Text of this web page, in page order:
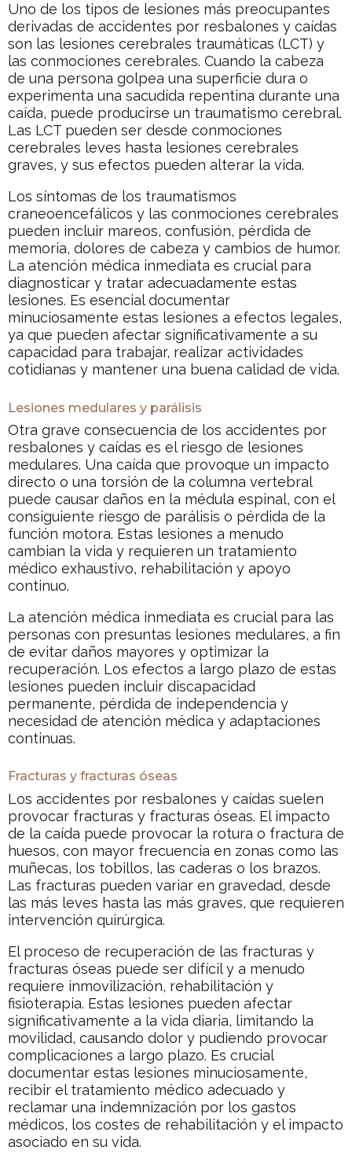
Uno de los tipos de lesiones más preocupantes
derivadas de accidentes por resbalones y caídas
son las lesiones cerebrales traumáticas (LCT) y
las conmociones cerebrales. Cuando la cabeza
de una persona golpea una superficie dura o
experimenta una sacudida repentina durante una
caída, puede producirse un traumatismo cerebral.
Las LCT pueden ser desde conmociones
cerebrales leves hasta lesiones cerebrales
graves, y sus efectos pueden alterar la vida.
Los síntomas de los traumatismos
craneoencefálicos y las conmociones cerebrales
pueden incluir mareos, confusión, pérdida de
memoria, dolores de cabeza y cambios de humor.
La atención médica inmediata es crucial para
diagnosticar y tratar adecuadamente estas
lesiones. Es esencial documentar
minuciosamente estas lesiones a efectos legales,
ya que pueden afectar significativamente a su
capacidad para trabajar, realizar actividades
cotidianas y mantener una buena calidad de vida.
Lesiones medulares y parálisis
Otra grave consecuencia de los accidentes por
resbalones y caídas es el riesgo de lesiones
medulares. Una caída que provoque un impacto
directo o una torsión de la columna vertebral
puede causar daños en la médula espinal, con el
consiguiente riesgo de parálisis o pérdida de la
función motora. Estas lesiones a menudo
cambian la vida y requieren un tratamiento
médico exhaustivo, rehabilitación y apoyo
continuo.
La atención médica inmediata es crucial para las
personas con presuntas lesiones medulares, a fin
de evitar daños mayores y optimizar la
recuperación. Los efectos a largo plazo de estas
lesiones pueden incluir discapacidad
permanente, pérdida de independencia y
necesidad de atención médica y adaptaciones
continuas.
Fracturas y fracturas óseas
Los accidentes por resbalones y caídas suelen
provocar fracturas y fracturas óseas. El impacto
de la caída puede provocar la rotura o fractura de
huesos, con mayor frecuencia en zonas como las
muñecas, los tobillos, las caderas o los brazos.
Las fracturas pueden variar en gravedad, desde
las más leves hasta las más graves, que requieren
intervención quirúrgica.
El proceso de recuperación de las fracturas y
fracturas óseas puede ser difícil y a menudo
requiere inmovilización, rehabilitación y
fisioterapia. Estas lesiones pueden afectar
significativamente a la vida diaria, limitando la
movilidad, causando dolor y pudiendo provocar
complicaciones a largo plazo. Es crucial
documentar estas lesiones minuciosamente,
recibir el tratamiento médico adecuado y
reclamar una indemnización por los gastos
médicos, los costes de rehabilitación y el impacto
asociado en su vida.